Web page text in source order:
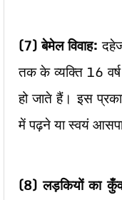
(7)बेमेल विवाह:
तक के व्यक्ति 16
हो जाते हैं। इस
में पढ़ने या स्वयं
(8)लड़कियों का